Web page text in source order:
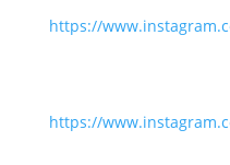
https://
https://